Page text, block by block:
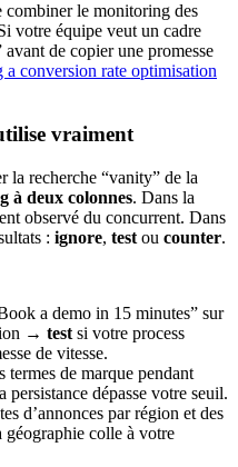
combiner le monitoring des
votre équipe veut un cadre
de copier une promesse
a conversion rate optimisation
vraiment
la recherche “vanity” de la
à deux colonnes. Dans la
observé du concurrent. Dans
: ignore, test ou counter.
a demo in 15 minutes” sur
→ test si votre process
de vitesse.
de marque pendant
persistance dépasse votre seuil.
d’annonces par région et des
géographie colle à votre